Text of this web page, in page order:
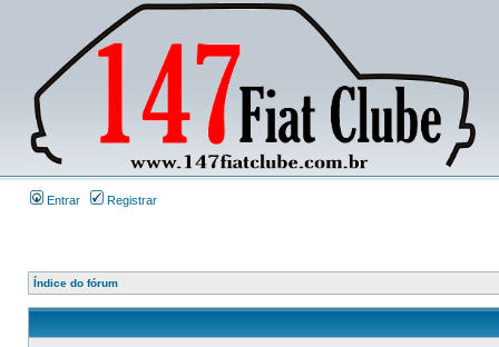
Entrar Registrar
Índice do fórum